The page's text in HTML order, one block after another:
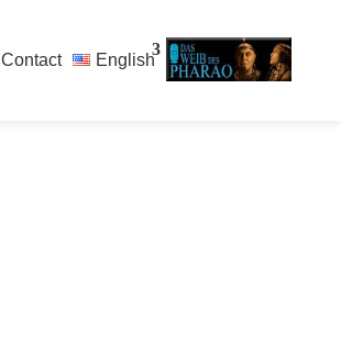
Contact English